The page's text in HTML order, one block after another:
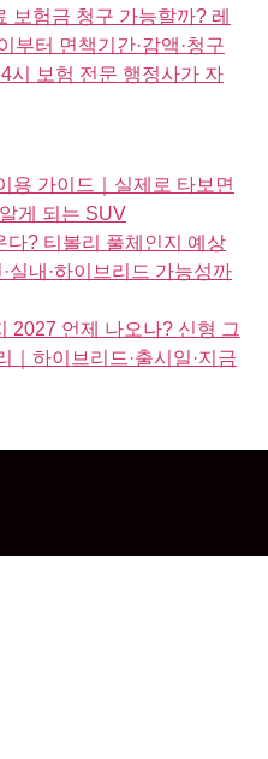
보험금 청구 가능할까? 레
부터 면책기간·감액·청구
시 보험 전문 행정사가 자
용 가이드｜실제로 타보면
게 되는 SUV
다? 티볼리 풀체인지 예상
실내·하이브리드 가능성까
2027 언제 나오나? 신형 그
｜하이브리드·출시일·지금